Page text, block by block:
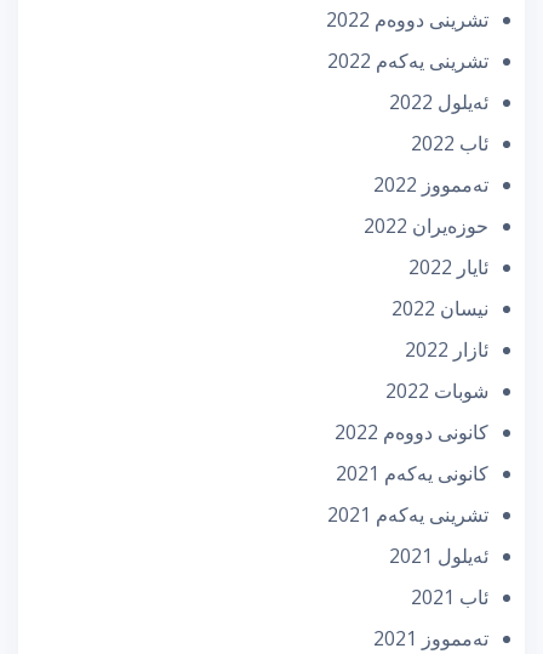
تشرینی دووه‌م 2022
تشرینی یه‌كه‌م 2022
ئه‌یلول 2022
ئاب 2022
تەممووز 2022
حوزه‌یران 2022
ئایار 2022
نیسان 2022
ئازار 2022
شوبات 2022
كانونی دووه‌م 2022
كانونی یه‌كه‌م 2021
تشرینی یه‌كه‌م 2021
ئه‌یلول 2021
ئاب 2021
تەممووز 2021